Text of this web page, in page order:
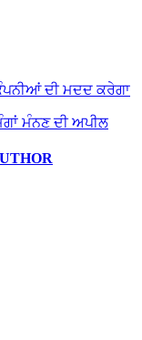
ਦੀ ਮਦਦ ਕਰੇਗਾ
ਮੰਨਣ ਦੀ ਅਪੀਲ